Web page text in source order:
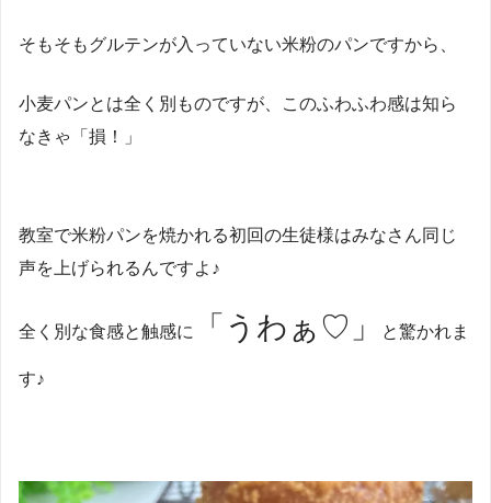
そもそもグルテンが入っていない米粉のパンですから、
小麦パンとは全く別ものですが、このふわふわ感は知ら
なきゃ「損！」
教室で米粉パンを焼かれる初回の生徒様はみなさん同じ
声を上げられるんですよ♪
全く別な食感と触感に 「うわぁ♡」 と驚かれま
す♪